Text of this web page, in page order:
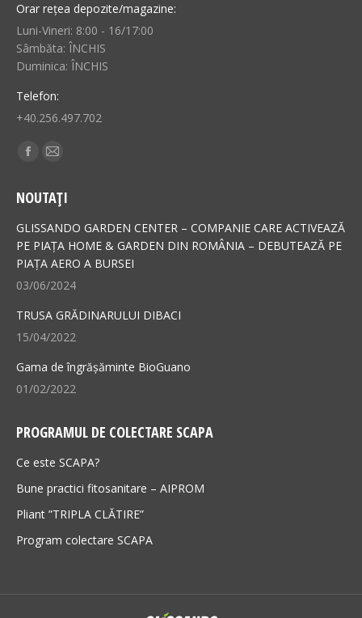
Orar rețea depozite/magazine:
Luni-Vineri: 8:00 - 16/17:00
Sâmbăta: ÎNCHIS
Duminica: ÎNCHIS
Telefon:
+40.256.497.702
Find us on:
Facebook
opens
in
new
window
Mail
opens
in
new
window
NOUTAȚI
GLISSANDO GARDEN CENTER – COMPANIE CARE ACTIVEAZĂ
PE PIAȚA HOME & GARDEN DIN ROMÂNIA – DEBUTEAZĂ PE
PIAȚA AERO A BURSEI
03/06/2024
TRUSA GRĂDINARULUI DIBACI
15/04/2022
Gama de îngrășăminte BioGuano
01/02/2022
PROGRAMUL DE COLECTARE SCAPA
Ce este SCAPA?
Bune practici fitosanitare – AIPROM
Pliant ”TRIPLA CLĂTIRE”
Program colectare SCAPA